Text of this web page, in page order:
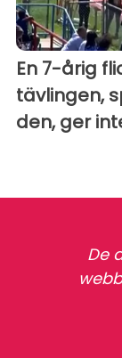
En 7-årig
tävlingen,
den, ger
De